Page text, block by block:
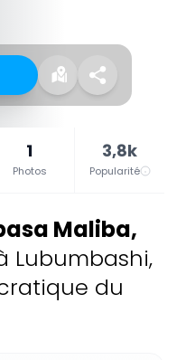
1
Photos
3,8k
Popularité
Maliba,
Lubumbashi,
du